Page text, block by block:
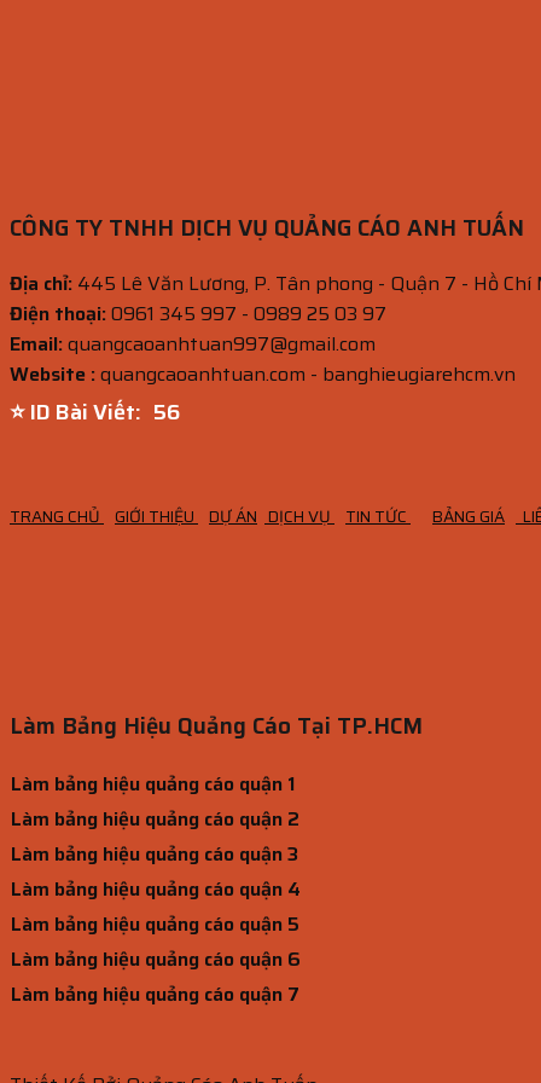
CÔNG TY TNHH DỊCH VỤ QUẢNG CÁO ANH TUẤN
Địa chỉ: 445 Lê Văn Lương, P. Tân phong - Quận 7 - Hồ Chí
Điện thoại:0961 345 997 - 0989 25 03 97
Email:quangcaoanhtuan997@gmail.com
Website :quangcaoanhtuan.com - banghieugiarehcm.vn
⭐ ID Bài Viết: 55
TRANG CHỦ GIỚI THIỆU DỰ ÁN DỊCH VỤ TIN TỨC BẢNG GIÁ
Làm Bảng Hiệu Quảng Cáo Tại TP.HCM
Làm bảng hiệu quảng cáo quận 1
Làm bảng hiệu quảng cáo quận 2
Làm bảng hiệu quảng cáo quận 3
Làm bảng hiệu quảng cáo quận 4
Làm bảng hiệu quảng cáo quận 5
Làm bảng hiệu quảng cáo quận 6
Làm bảng hiệu quảng cáo quận 7